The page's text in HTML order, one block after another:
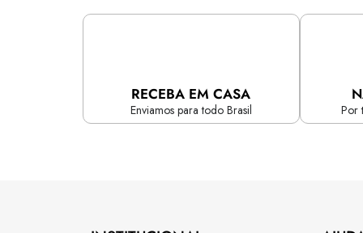
RECEBA EM CASA
Enviamos para todo Brasil Por